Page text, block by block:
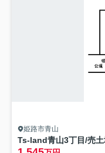
姫路市青山
Ts-land青山3丁目/売